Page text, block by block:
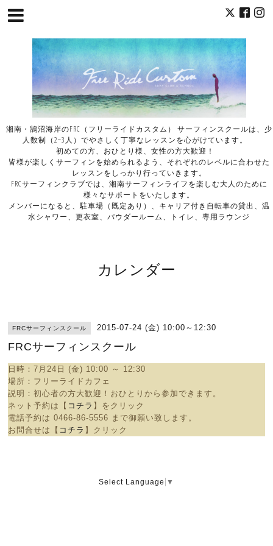
湘南・鵠沼海岸のFRC（フリーライドカスタム） サーフィンスクールは、少
人数制（2~3人）でやさしく丁寧なレッスンを心がけています。
初めての方、おひとり様、女性の方大歓迎！
皆様が楽しくサーフィンを始められるよう、それぞれのレベルに合わせた
レッスンをしっかり行っていきます。
FRCサーフィンクラブでは、湘南サーフィンライフを楽しむ大人のために
様々なサポートをいたします。
メンバーになると、駐車場（既定あり）、キャリア付き自転車の貸出、温
水シャワー、更衣室、パウダールーム、トイレ、専用ラウンジ
カレンダー
FRCサーフィンスクール 2015-07-24 (金) 10:00～12:30
FRCサーフィンスクール
日時：7 月24日 (金) 10:00 ～ 12:30
場所： フリーライドカフェ
説明：初心者の方大歓迎！おひとりから参加できます。
ネット予約は【 コチラ 】をクリック
電話予約は0466-86-5556 まで御願い致します。
お問合せは【 コチラ 】クリック
Select Language ▼